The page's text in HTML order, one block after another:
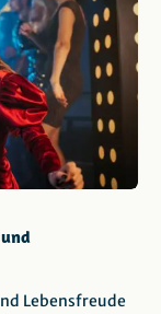
Lebensfreude